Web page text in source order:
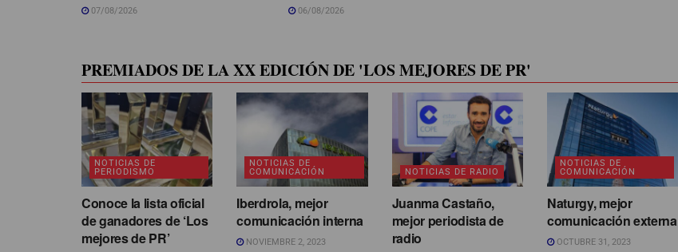
07/08/2026 06/08/2026
PREMIADOS DE LA XX EDICIÓN DE 'LOS MEJORES DE PR'
NOTICIAS DE
PERIODISMO
Conoce la lista oficial
de ganadores de ‘Los
mejores de PR’
NOTICIAS DE
COMUNICACIÓN
Iberdrola, mejor
comunicación interna
NOVIEMBRE 2, 2023
NOTICIAS DE RADIO
Juanma Castaño,
mejor periodista de
radio
NOTICIAS DE
COMUNICACIÓN
Naturgy, mejor
comunicación externa
OCTUBRE 31, 2023